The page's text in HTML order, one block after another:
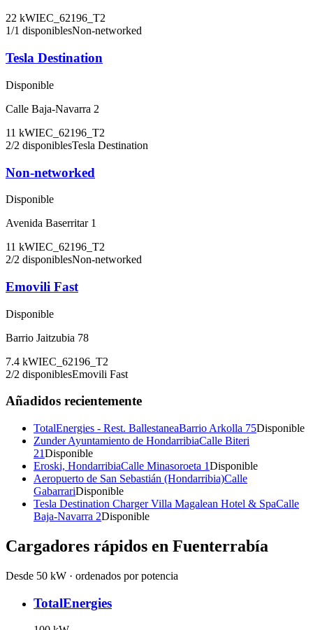
22 kWIEC_62196_T2
1/1 disponiblesNon-networked
Tesla Destination
Disponible
Calle Baja-Navarra 2
11 kWIEC_62196_T2
2/2 disponiblesTesla Destination
Non-networked
Disponible
Avenida Baserritar 1
11 kWIEC_62196_T2
2/2 disponiblesNon-networked
Emovili Fast
Disponible
Barrio Jaitzubia 78
7.4 kWIEC_62196_T2
2/2 disponiblesEmovili Fast
Añadidos recientemente
TotalEnergies - Rest. BallestaneaBarrio Arkolla 75Disponible
Zunder Ayuntamiento de HondarribiaCalle Biteri
21Disponible
Eroski, HondarribiaCalle Minasoroeta 1Disponible
Aeropuerto de San Sebastián (Hondarribia)Calle
GabarrariDisponible
Tesla Destination Charger Villa Magalean Hotel & SpaCalle
Baja-Navarra 2Disponible
Cargadores rápidos en Fuenterrabía
Desde 50 kW · ordenados por potencia
TotalEnergies